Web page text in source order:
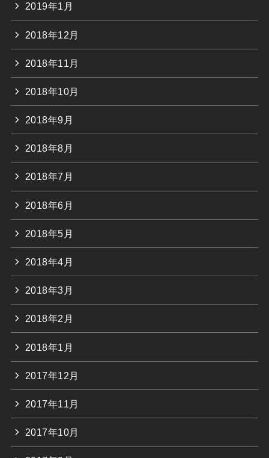
2019年1月
2018年12月
2018年11月
2018年10月
2018年9月
2018年8月
2018年7月
2018年6月
2018年5月
2018年4月
2018年3月
2018年2月
2018年1月
2017年12月
2017年11月
2017年10月